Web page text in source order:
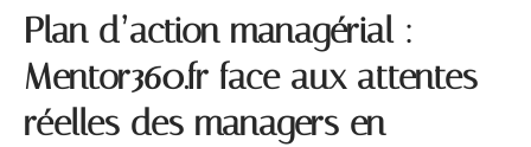
Plan d’action managérial :
Mentor360.fr face aux attentes
réelles des managers en